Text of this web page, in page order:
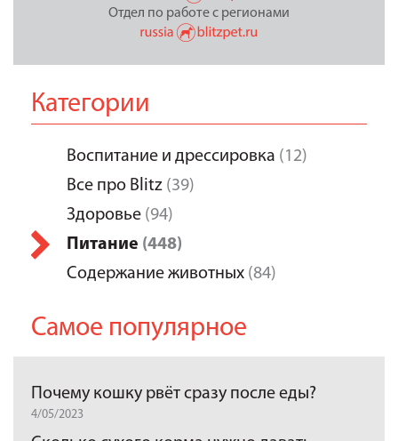
Отдел по работе с регионами
Категории
Воспитание и дрессировка (12)
Все про Blitz (39)
Здоровье (94)
Питание (448)
Содержание животных (84)
Самое популярное
Почему кошку рвёт сразу после еды?
4/05/2023